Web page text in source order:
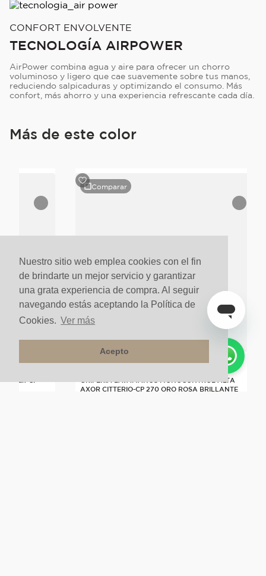
Nuestro sitio web emplea cookies con el fin
de brindarte un mejor servicio y garantizar
una grata experiencia de compra. Al seguir
navegando estás aceptando la Política de
Cookies. Ver más
Acepto
CONFORT ENVOLVENTE
TECNOLOGÍA AIRPOWER
AirPower combina agua y aire para ofrecer un chorro
voluminoso y ligero que cae suavemente sobre tus manos,
reduciendo salpicaduras y optimizando el consumo. Más
confort, más ahorro y una experiencia refrescante cada día.
Más de este color
Comparar
GRIFERÍA LAVAMANOS MONOCONTROL ALTA
AXOR CITTERIO-CP 270 ORO ROSA BRILLANTE